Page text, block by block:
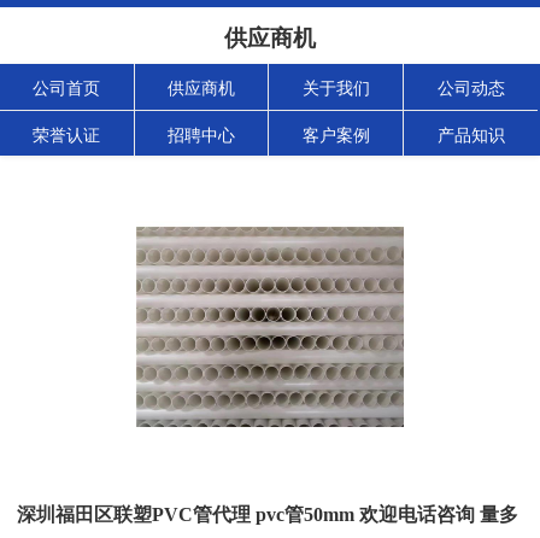
供应商机
公司首页 供应商机 关于我们 公司动态
荣誉认证 招聘中心 客户案例 产品知识
深圳福田区联塑PVC管代理 pvc管50mm 欢迎电话咨询 量多